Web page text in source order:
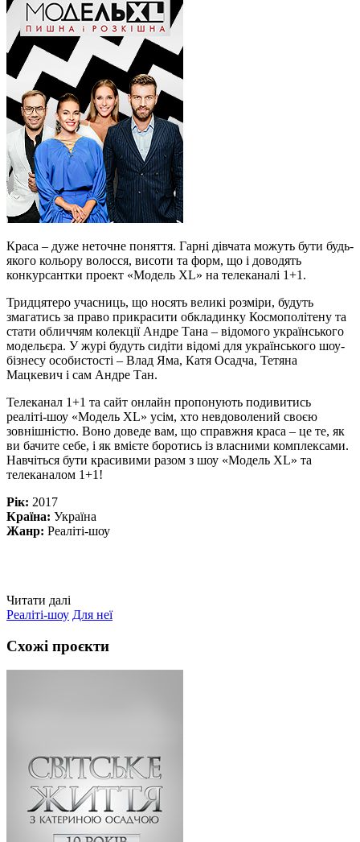
Краса – дуже неточне поняття. Гарні дівчата можуть бути будь-
якого кольору волосся, висоти та форм, що і доводять
конкурсантки проект «Модель XL» на телеканалі 1+1.
Тридцятеро учасниць, що носять великі розміри, будуть
змагатись за право прикрасити обкладинку Космополітену та
стати обличчям колекції Андре Тана – відомого українського
модельєра. У журі будуть сидіти відомі для українського шоу-
бізнесу особистості – Влад Яма, Катя Осадча, Тетяна
Мацкевич і сам Андре Тан.
Телеканал 1+1 та сайт онлайн пропонують подивитись
реаліті-шоу «Модель XL» усім, хто невдоволений своєю
зовнішністю. Воно доведе вам, що справжня краса – це те, як
ви бачите себе, і як вмієте боротись із власними комплексами.
Навчіться бути красивими разом з шоу «Модель XL» та
телеканалом 1+1!
Рік: 2017
Країна: Україна
Жанр: Реаліті-шоу
Читати далі
Реаліті-шоу Для неї
Схожі проєкти